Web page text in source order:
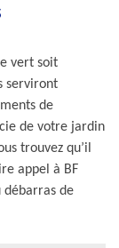
vert soit
serviront
de
de votre jardin
trouvez qu’il
appel à BF
débarras de